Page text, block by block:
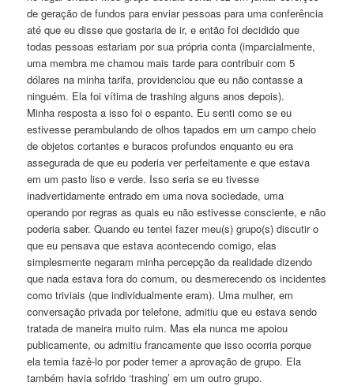
de geração de fundos para enviar pessoas para uma conferência
até que eu disse que gostaria de ir, e então foi decidido que
todas pessoas estariam por sua própria conta (imparcialmente,
uma membra me chamou mais tarde para contribuir com 5
dólares na minha tarifa, providenciou que eu não contasse a
ninguém. Ela foi vítima de trashing alguns anos depois).
Minha resposta a isso foi o espanto. Eu senti como se eu
estivesse perambulando de olhos tapados em um campo cheio
de objetos cortantes e buracos profundos enquanto eu era
assegurada de que eu poderia ver perfeitamente e que estava
em um pasto liso e verde. Isso seria se eu tivesse
inadvertidamente entrado em uma nova sociedade, uma
operando por regras as quais eu não estivesse consciente, e não
poderia saber. Quando eu tentei fazer meu(s) grupo(s) discutir o
que eu pensava que estava acontecendo comigo, elas
simplesmente negaram minha percepção da realidade dizendo
que nada estava fora do comum, ou desmerecendo os incidentes
como triviais (que individualmente eram). Uma mulher, em
conversação privada por telefone, admitiu que eu estava sendo
tratada de maneira muito ruim. Mas ela nunca me apoiou
publicamente, ou admitiu francamente que isso ocorria porque
ela temia fazê-lo por poder temer a aprovação de grupo. Ela
também havia sofrido ‘trashing’ em um outro grupo.